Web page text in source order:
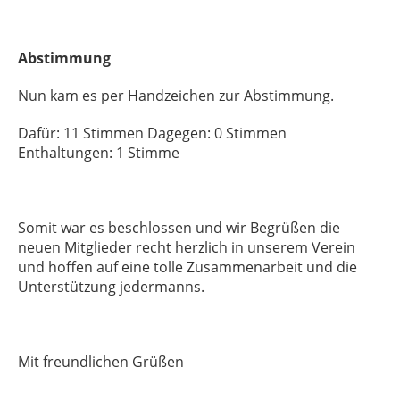
Abstimmung
Nun kam es per Handzeichen zur Abstimmung.
Dafür: 11 Stimmen Dagegen: 0 Stimmen
Enthaltungen: 1 Stimme
Somit war es beschlossen und wir Begrüßen die
neuen Mitglieder recht herzlich in unserem Verein
und hoffen auf eine tolle Zusammenarbeit und die
Unterstützung jedermanns.
Mit freundlichen Grüßen